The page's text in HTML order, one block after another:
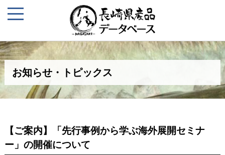
お知らせ・トピックス
【ご案内】「先行事例から学ぶ海外展開セミナ
ー」の開催について